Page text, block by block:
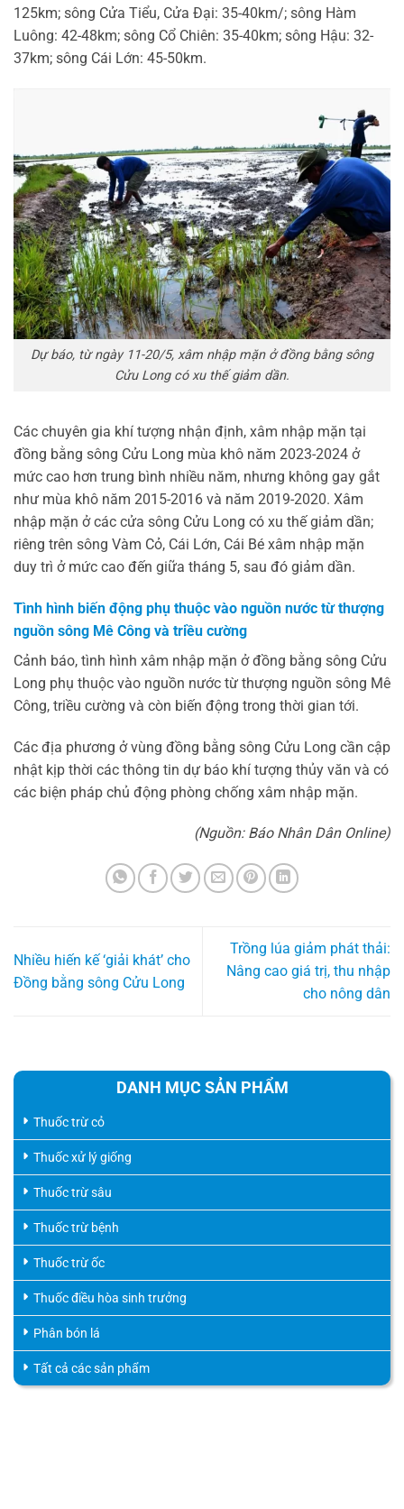
125km; sông Cửa Tiểu, Cửa Đại: 35-40km/; sông Hàm
Luông: 42-48km; sông Cổ Chiên: 35-40km; sông Hậu: 32-
37km; sông Cái Lớn: 45-50km.
Dự báo, từ ngày 11-20/5, xâm nhập mặn ở đồng bằng sông
Cửu Long có xu thế giảm dần.
Các chuyên gia khí tượng nhận định, xâm nhập mặn tại
đồng bằng sông Cửu Long mùa khô năm 2023-2024 ở
mức cao hơn trung bình nhiều năm, nhưng không gay gắt
như mùa khô năm 2015-2016 và năm 2019-2020. Xâm
nhập mặn ở các cửa sông Cửu Long có xu thế giảm dần;
riêng trên sông Vàm Cỏ, Cái Lớn, Cái Bé xâm nhập mặn
duy trì ở mức cao đến giữa tháng 5, sau đó giảm dần.
Tình hình biến động phụ thuộc vào nguồn nước từ thượng
nguồn sông Mê Công và triều cường
Cảnh báo, tình hình xâm nhập mặn ở đồng bằng sông Cửu
Long phụ thuộc vào nguồn nước từ thượng nguồn sông Mê
Công, triều cường và còn biến động trong thời gian tới.
Các địa phương ở vùng đồng bằng sông Cửu Long cần cập
nhật kịp thời các thông tin dự báo khí tượng thủy văn và có
các biện pháp chủ động phòng chống xâm nhập mặn.
(Nguồn: Báo Nhân Dân Online)
Nhiều hiến kế ‘giải khát’ cho
Đồng bằng sông Cửu Long
Trồng lúa giảm phát thải:
Nâng cao giá trị, thu nhập
cho nông dân
DANH MỤC SẢN PHẨM
Thuốc trừ cỏ
Thuốc xử lý giống
Thuốc trừ sâu
Thuốc trừ bệnh
Thuốc trừ ốc
Thuốc điều hòa sinh trưởng
Phân bón lá
Tất cả các sản phẩm